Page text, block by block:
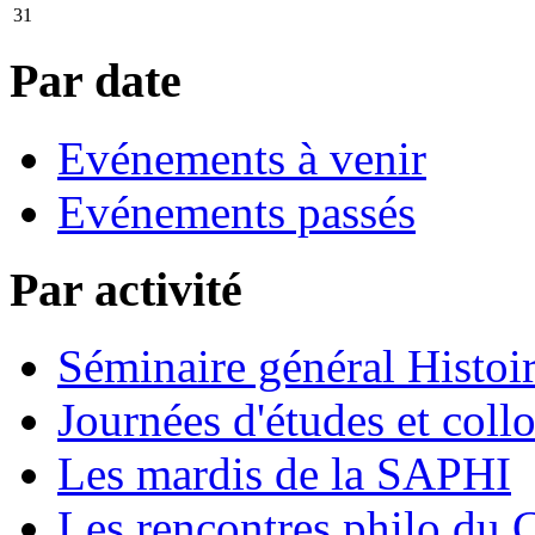
31
Par date
Evénements à venir
Evénements passés
Par activité
Séminaire général
Journées d'études et
Les mardis de la SAPHI